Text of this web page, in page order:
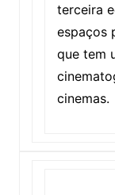
terceira
espaços
que tem
cinemas.